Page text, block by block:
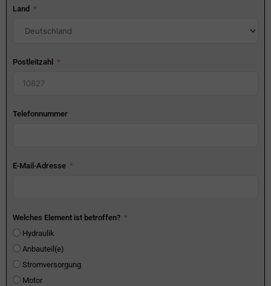
Land
Postleitzahl
Telefonnummer
E-Mail-Adresse
Welches Element ist betroffen?
Hydraulik
Anbauteil(e)
Stromversorgung
Motor